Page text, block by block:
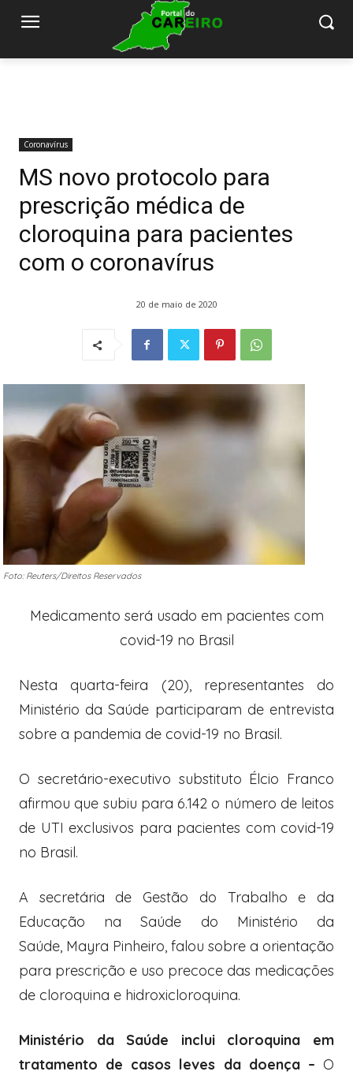
Coronavírus
MS novo protocolo para
prescrição médica de
cloroquina para pacientes
com o coronavírus
20 de maio de 2020
Foto: Reuters/Direitos Reservados
Medicamento será usado em pacientes com
covid-19 no Brasil
Nesta quarta-feira (20), representantes do
Ministério da Saúde participaram de entrevista
sobre a pandemia de covid-19 no Brasil.
O secretário-executivo substituto Élcio Franco
afirmou que subiu para 6.142 o número de leitos
de UTI exclusivos para pacientes com covid-19
no Brasil.
A secretária de Gestão do Trabalho e da
Educação na Saúde do Ministério da
Saúde, Mayra Pinheiro, falou sobre a orientação
para prescrição e uso precoce das medicações
de cloroquina e hidroxicloroquina.
Ministério da Saúde inclui cloroquina em
tratamento de casos leves da doença – O